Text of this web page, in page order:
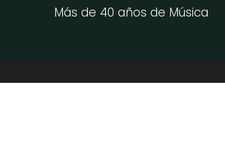
Más de 40 años de Música